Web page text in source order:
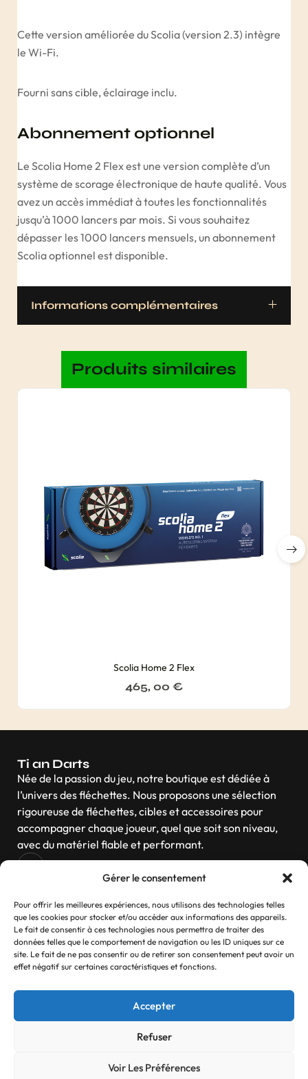
Gérer le consentement
Pour offrir les meilleures expériences, nous utilisons des technologies telles
que les cookies pour stocker et/ou accéder aux informations des appareils.
Le fait de consentir à ces technologies nous permettra de traiter des
données telles que le comportement de navigation ou les ID uniques sur ce
site. Le fait de ne pas consentir ou de retirer son consentement peut avoir un
effet négatif sur certaines caractéristiques et fonctions.
Accepter
Refuser
Voir Les Préférences
Cette version améliorée du Scolia (version 2.3) intègre
le Wi-Fi.
Fourni sans cible, éclairage inclu.
Abonnement optionnel
Le Scolia Home 2 Flex est une version complète d’un
système de scorage électronique de haute qualité. Vous
avez un accès immédiat à toutes les fonctionnalités
jusqu’à 1000 lancers par mois. Si vous souhaitez
dépasser les 1000 lancers mensuels, un abonnement
Scolia optionnel est disponible.
Informations complémentaires
Produits similaires
Scolia Home 2 Flex
465, 00 €
Ti an Darts
Née de la passion du jeu, notre boutique est dédiée à
l’univers des fléchettes. Nous proposons une sélection
rigoureuse de fléchettes, cibles et accessoires pour
accompagner chaque joueur, quel que soit son niveau,
avec du matériel fiable et performant.
Navigation
Contactez-nous
Contact